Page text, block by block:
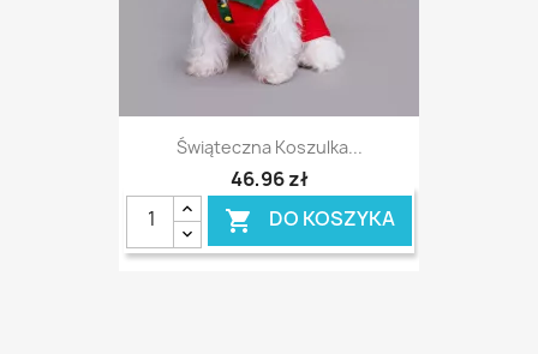
Świąteczna Koszulka...
46,96 zł
 DO KOSZYKA